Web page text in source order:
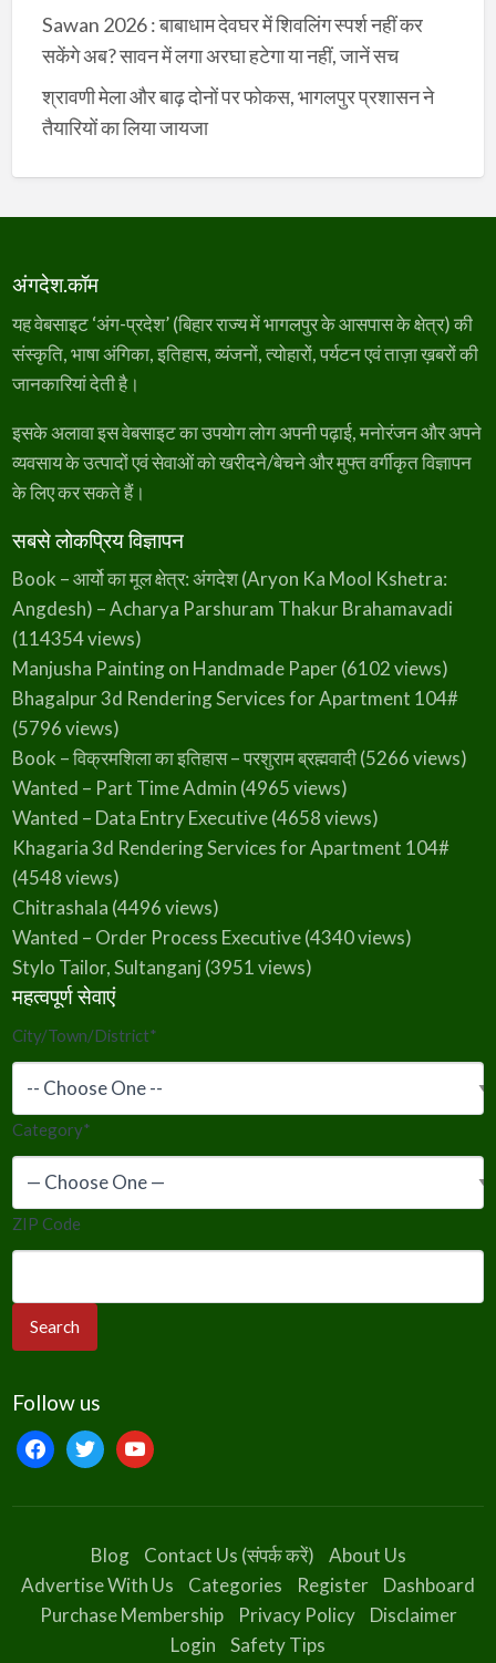
Sawan 2026 : बाबाधाम देवघर में शिवलिंग स्पर्श नहीं कर
सकेंगे अब? सावन में लगा अरघा हटेगा या नहीं, जानें सच
श्रावणी मेला और बाढ़ दोनों पर फोकस, भागलपुर प्रशासन ने
तैयारियों का लिया जायजा
अंगदेश.कॉम
यह वेबसाइट ‘अंग-प्रदेश’ (बिहार राज्य में भागलपुर के आसपास के क्षेत्र) की
संस्कृति, भाषा अंगिका, इतिहास, व्यंजनों, त्योहारों, पर्यटन एवं ताज़ा ख़बरों की
जानकारियां देती है।
इसके अलावा इस वेबसाइट का उपयोग लोग अपनी पढ़ाई, मनोरंजन और अपने
व्यवसाय के उत्पादों एवं सेवाओं को खरीदने/बेचने और मुफ्त वर्गीकृत विज्ञापन
के लिए कर सकते हैं।
सबसे लोकप्रिय विज्ञापन
Book – आर्यो का मूल क्षेत्र: अंगदेश (Aryon Ka Mool Kshetra:
Angdesh) – Acharya Parshuram Thakur Brahamavadi
(114354 views)
Manjusha Painting on Handmade Paper(6102 views)
Bhagalpur 3d Rendering Services for Apartment 104#
(5796 views)
Book – विक्रमशिला का इतिहास – परशुराम ब्रह्मवादी(5266 views)
Wanted – Part Time Admin (4965 views)
Wanted – Data Entry Executive(4658 views)
Khagaria 3d Rendering Services for Apartment 104#
(4548 views)
Chitrashala (4496 views)
Wanted – Order Process Executive(4340 views)
Stylo Tailor, Sultanganj (3951 views)
महत्वपूर्ण सेवाएं
City/Town/District*
Category*
ZIP Code
Follow us
facebooktwitteryoutube
Blog Contact Us (संपर्क करें)
About Us
Advertise With Us
Categories Register
Dashboard
Purchase Membership
Privacy Policy
Disclaimer
Login
Safety Tips